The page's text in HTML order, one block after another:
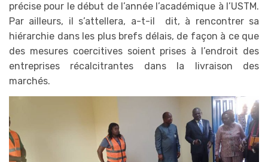
précise pour le début de l’année l’académique à l’USTM.
Par ailleurs, il s’attellera, a-t-il dit, à rencontrer sa
hiérarchie dans les plus brefs délais, de façon à ce que
des mesures coercitives soient prises à l’endroit des
entreprises récalcitrantes dans la livraison des
marchés.